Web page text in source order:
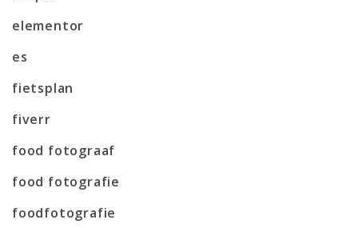
elementor
es
fietsplan
fiverr
food fotograaf
food fotografie
foodfotografie